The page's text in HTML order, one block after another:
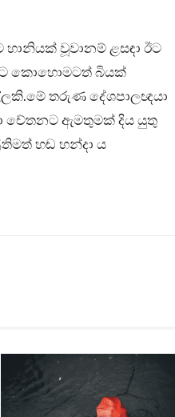
වූවානම් ළසඳා ඊට
කොහොමටත් බියක්
තරුණ දේශපාලඥයා
චේතනට ඇමතුමක් දිය යුතු
හඬ හන්දා ය